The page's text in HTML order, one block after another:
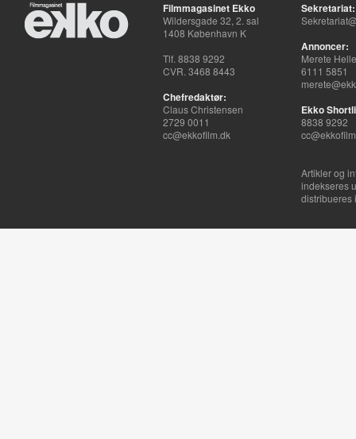
Filmmagasinet Ekko
Wildersgade 32, 2. sal
1408 København K
Tlf. 8838 9292
CVR. 3468 8443
Chefredaktør:
Claus Christensen
2729 0011
cc@ekkofilm.dk
Sekretariat:
Annoncer:
Merete
6111 5851
Ekko
8838 9292
Artikler og
indekseres
distribueres